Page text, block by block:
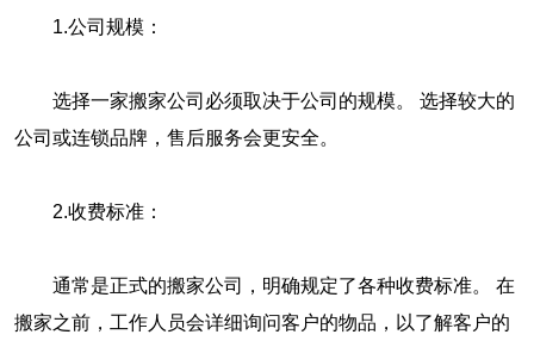
1.公司规模：
选择一家搬家公司必须取决于公司的规模。 选择较大的
公司或连锁品牌，售后服务会更安全。
2.收费标准：
通常是正式的搬家公司，明确规定了各种收费标准。 在
搬家之前，工作人员会详细询问客户的物品，以了解客户的